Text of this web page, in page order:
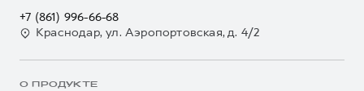
+7 (861) 996-66-68
Краснодар, ул. Аэропортовская, д. 4/2
О ПРОДУКТЕ